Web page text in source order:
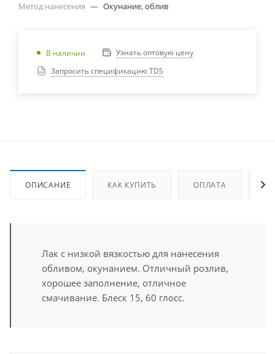
Метод нанесения — Окунание, облив
В наличии
Узнать оптовую цену
Запросить спецификацию TDS
ОПИСАНИЕ КАК КУПИТЬ ОПЛАТА
Лак с низкой вязкостью для нанесения
обливом, окунанием. Отличный розлив,
хорошее заполнение, отличное
смачивание. Блеск 15, 60 глосс.